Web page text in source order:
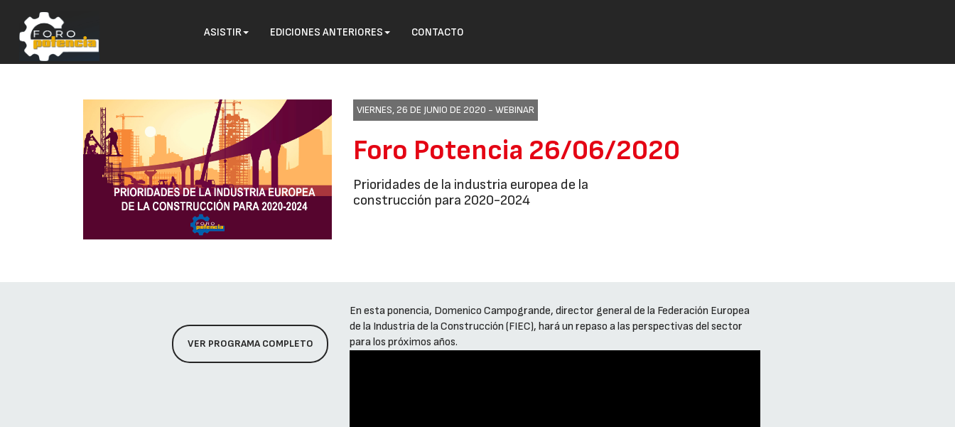
ASISTIR EDICIONES ANTERIORES CONTACTO
VIERNES, 26 DE JUNIO DE 2020 - WEBINAR
Foro Potencia 26/06/2020
Prioridades de la industria europea de la
construcción para 2020-2024
VER PROGRAMA COMPLETO
En esta ponencia, Domenico Campogrande, director general de la Federación Europea
de la Industria de la Construcción (FIEC), hará un repaso a las perspectivas del sector
para los próximos años.